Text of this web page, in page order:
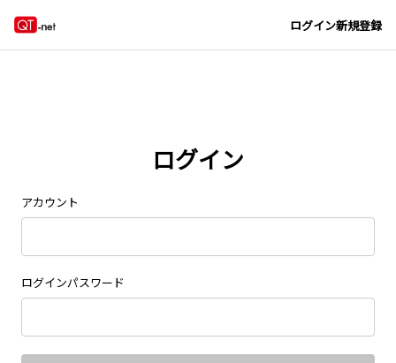
ログイン新規登録
ログイン
アカウント
ログインパスワード